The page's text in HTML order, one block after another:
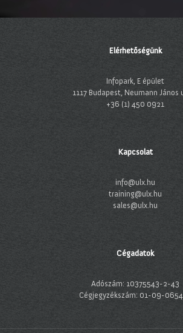
Elérhetőségünk
Infopark, E épület
1117 Budapest, Neumann János
+36 (1) 450 0921
Kapcsolat
info@ulx.hu
training@ulx.hu
sales@ulx.hu
Cégadatok
Adószám: 10375543-2-43
Cégjegyzékszám: 01-09-